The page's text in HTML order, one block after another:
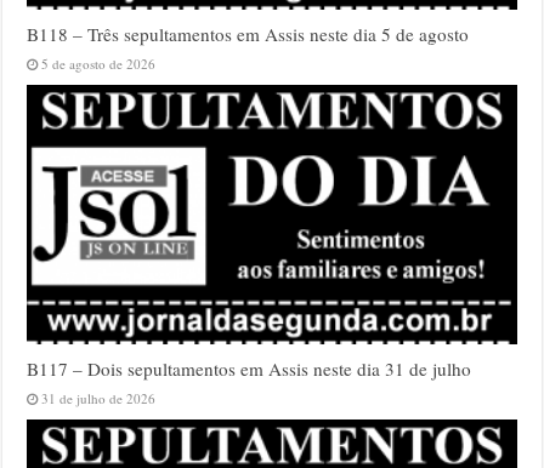
B118 – Três sepultamentos em Assis neste dia 5 de agosto
5 de agosto de 2026
B117 – Dois sepultamentos em Assis neste dia 31 de julho
31 de julho de 2026